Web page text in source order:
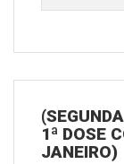
1ª DOSE
JANEIRO)